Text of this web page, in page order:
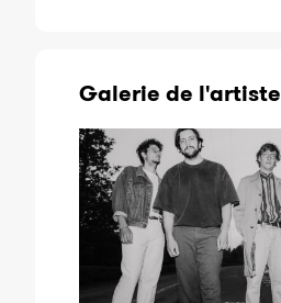
Galerie de l'artiste